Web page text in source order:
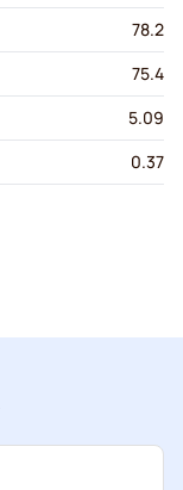
78.2
75.4
5.09
0.37